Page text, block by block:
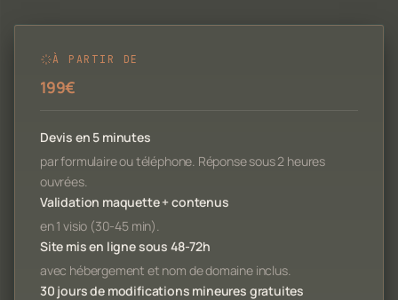
À PARTIR DE
199€
Devis en 5 minutes
par formulaire ou téléphone. Réponse sous 2 heures
ouvrées.
Validation maquette + contenus
en 1 visio (30-45 min).
Site mis en ligne sous 48-72h
avec hébergement et nom de domaine inclus.
30 jours de modifications mineures gratuites